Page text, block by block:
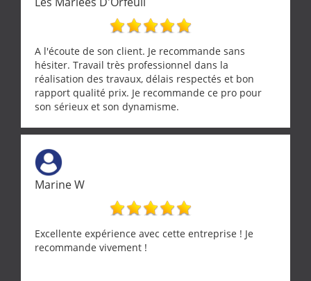
A l'écoute de son client. Je recommande sans
hésiter. Travail très professionnel dans la
réalisation des travaux, délais respectés et bon
rapport qualité prix. Je recommande ce pro pour
son sérieux et son dynamisme.
Marine W
Excellente expérience avec cette entreprise ! Je
recommande vivement !